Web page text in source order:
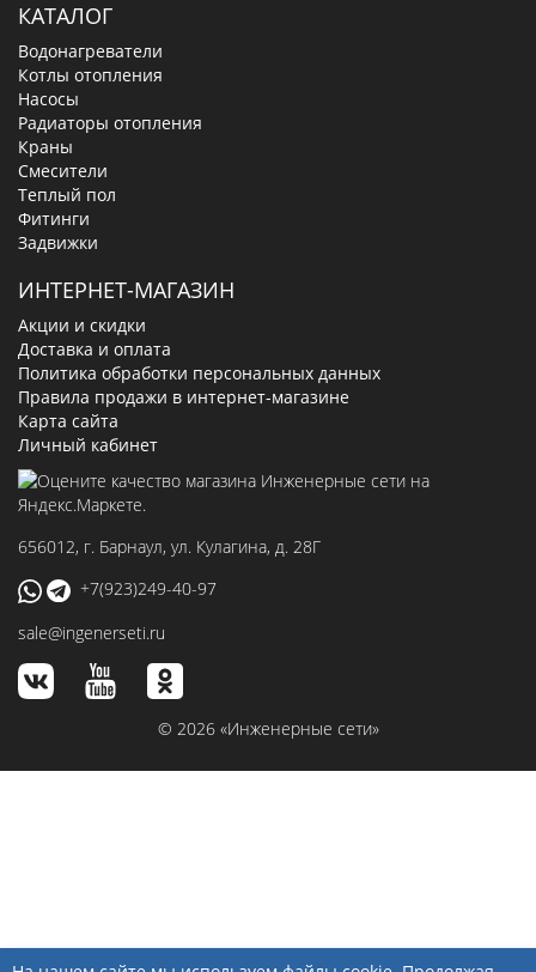
КАТАЛОГ
Водонагреватели
Котлы отопления
Насосы
Радиаторы отопления
Краны
Смесители
Теплый пол
Фитинги
Задвижки
ИНТЕРНЕТ-МАГАЗИН
Акции и скидки
Доставка и оплата
Политика обработки персональных данных
Правила продажи в интернет-магазине
Карта сайта
Личный кабинет
656012, г. Барнаул, ул. Кулагина, д. 28Г
+7(923)249-40-97
sale@ingenerseti.ru
© 2026 «Инженерные сети»